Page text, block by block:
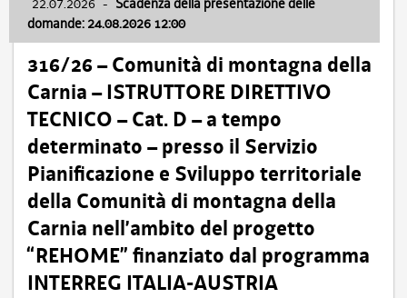
22.07.2026 - Scadenza della presentazione delle
domande: 24.08.2026 12:00
316/26 – Comunità di montagna della
Carnia – ISTRUTTORE DIRETTIVO
TECNICO – Cat. D – a tempo
determinato – presso il Servizio
Pianificazione e Sviluppo territoriale
della Comunità di montagna della
Carnia nell’ambito del progetto
“REHOME” finanziato dal programma
INTERREG ITALIA-AUSTRIA